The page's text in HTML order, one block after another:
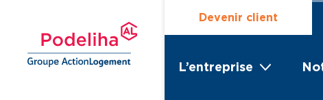
Devenir client
L’entreprise